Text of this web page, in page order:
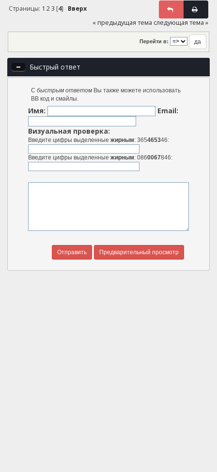
Страницы: 1 2 3 [4] Вверх
« предыдущая тема следующая тема »
Перейти в:
Быстрый ответ
С быстрым ответомВы также можете использовать
BB код и смайлы.
Имя: Email:
Визуальная проверка:
Введите цифры выделенные жирным: 365465346:
Введите цифры выделенные жирным: 0860067846: